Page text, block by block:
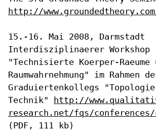
http://
Interdisziplinaerer Workshop
"Technisierte Koerper-Raeume
Raumwahrnehmung" im Rahmen
Graduiertenkollegs
Technik" http://
research.net/fqs/conferences/
(PDF, 111 kb)